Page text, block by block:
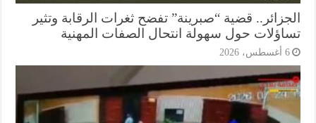
قضية “صبرينة” تفضح ثغرات الرقابة وتثير
حول سهولة انتحال الصفات المهنية